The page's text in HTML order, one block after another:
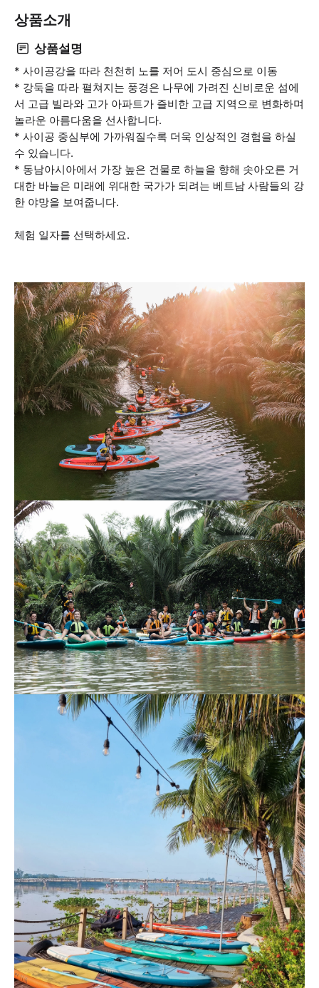
상품소개
상품설명
* 사이공강을 따라 천천히 노를 저어 도시 중심으로 이동
* 강둑을 따라 펼쳐지는 풍경은 나무에 가려진 신비로운 섬에
서 고급 빌라와 고가 아파트가 즐비한 고급 지역으로 변화하며
놀라운 아름다움을 선사합니다.
* 사이공 중심부에 가까워질수록 더욱 인상적인 경험을 하실
수 있습니다.
* 동남아시아에서 가장 높은 건물로 하늘을 향해 솟아오른 거
대한 바늘은 미래에 위대한 국가가 되려는 베트남 사람들의 강
한 야망을 보여줍니다.
체험 일자를 선택하세요.